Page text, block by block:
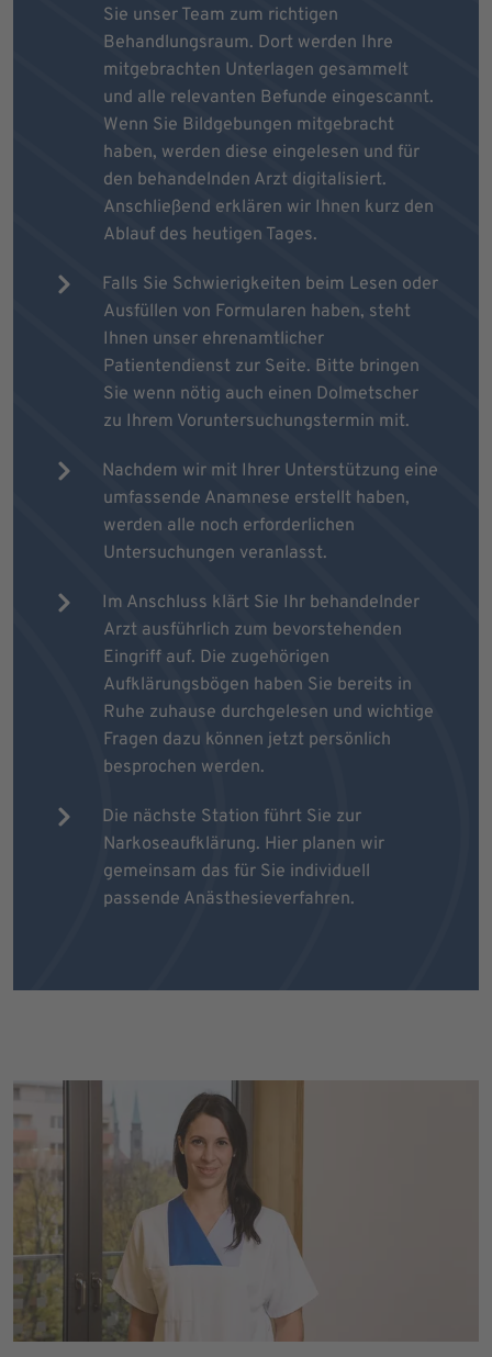
Sie unser Team zum richtigen
Behandlungsraum. Dort werden Ihre
mitgebrachten Unterlagen gesammelt
und alle relevanten Befunde eingescannt.
Wenn Sie Bildgebungen mitgebracht
haben, werden diese eingelesen und für
den behandelnden Arzt digitalisiert.
Anschließend erklären wir Ihnen kurz den
Ablauf des heutigen Tages.
Falls Sie Schwierigkeiten beim Lesen oder
Ausfüllen von Formularen haben, steht
Ihnen unser ehrenamtlicher
Patientendienst zur Seite. Bitte bringen
Sie wenn nötig auch einen Dolmetscher
zu Ihrem Voruntersuchungstermin mit.
Nachdem wir mit Ihrer Unterstützung eine
umfassende Anamnese erstellt haben,
werden alle noch erforderlichen
Untersuchungen veranlasst.
Im Anschluss klärt Sie Ihr behandelnder
Arzt ausführlich zum bevorstehenden
Eingriff auf. Die zugehörigen
Aufklärungsbögen haben Sie bereits in
Ruhe zuhause durchgelesen und wichtige
Fragen dazu können jetzt persönlich
besprochen werden.
Die nächste Station führt Sie zur
Narkoseaufklärung. Hier planen wir
gemeinsam das für Sie individuell
passende Anästhesieverfahren.